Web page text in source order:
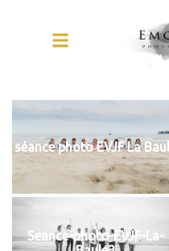
séance photo EVJF La
Seance-photo-EVJF-La-